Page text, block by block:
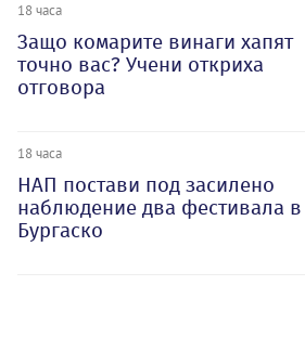
18 часа
Защо комарите винаги хапят
точно вас? Учени откриха
отговора
18 часа
НАП постави под засилено
наблюдение два фестивала в
Бургаско